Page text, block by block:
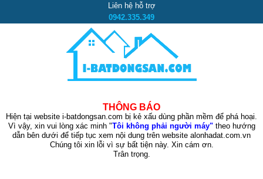
Liên hệ hỗ trợ
0942.335.349
THÔNG BÁO
Hiện tại website i-batdongsan.com bị kẻ xấu dùng phần mềm để phá hoại.
Vì vậy, xin vui lòng xác minh "Tôi không phải người máy"theo hướng
dẫn bên dưới để tiếp tục xem nội dung trên website alonhadat.com.vn
Chúng tôi xin lỗi vì sự bất tiện này. Xin cám ơn.
Trân trọng.